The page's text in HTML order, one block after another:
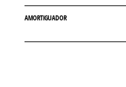
AMORTIGUADOR